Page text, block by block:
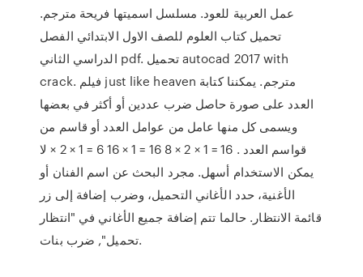
عمل العربية للعود. مسلسل اسميتها فريحة مترجم.
تحميل كتاب العلوم للصف الاول الابتدائي الفصل
الدراسي الثاني pdf. تحميل autocad 2017 with
crack. فيلم just like heaven مترجم. يمكننا كتابة
العدد على صورة حاصل ضرب عددين أو أكثر في بعضها
ويسمى كل منها عامل من عوامل العدد أو قاسم من
قواسم العدد . 16 = 1 × 2 × 8 16 = 1 × 16 6 = 1 × 2 × لا
يمكن الاستخدام أسهل. مجرد البحث عن اسم الفنان أو
الأغنية، حدد الأغاني التحميل، وضرب إضافة إلى زر
قائمة الانتظار. حالما تتم إضافة جميع الأغاني في "انتظار
تحميل", ضرب بنات.